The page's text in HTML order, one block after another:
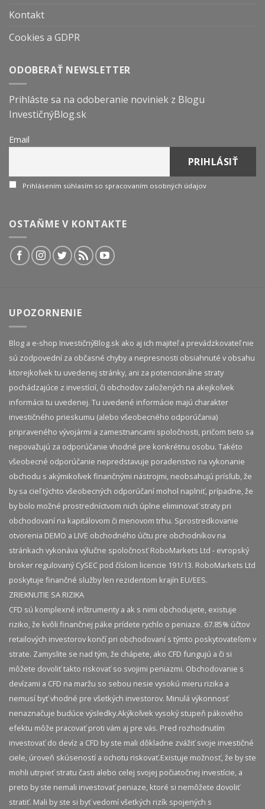
Kontakt
Cookies a GDPR
ODOBERAŤ NEWSLETTER
Prihláste sa na odoberanie noviniek z Blogu
InvestičnýBlog.sk
Email
Prihlásením súhlasím so spracovaním osobných údajov
OSTAŇME V KONTAKTE
UPOZORNENIE
Blog a e-shop InvestičnýBlog.sk ako aj ich majiteľ a prevádzkovateľ nie
sú zodpovední za občasné chyby a nepresnosti obsiahnuté v obsahu
ktorejkoľvek tu uvedenej stránky, ani za potencionálne straty
pochádzajúce z investícií, či obchodov založených na akejkoľvek
informácii tu uvedenej. Tu uvedené informácie majú charakter
investičného prieskumu (alebo všeobecného odporúčania)
pripraveného vývojármi a zamestnancami spoločnosti, pričom tieto sa
nepovažujú za odporúčanie vhodné pre konkrétnu osobu. Takéto
všeobecné odporúčanie nepredstavuje poradenstvo na vykonanie
obchodu s akýmikoľvek finančnými nástrojmi, neobsahujú prísľub, že
by sa cieľ týchto všeobecných odporúčaní mohol naplniť, prípadne, že
by bolo možné prostredníctvom nich úplne eliminovať straty pri
obchodovaní na kapitálovom či menovom trhu. Sprostredkovanie
otvorenia DEMO a LIVE obchodného účtu pre obchodníkov na
stránkach vykonáva výlučne spoločnosť RoboMarkets Ltd - evropský
broker regulovaný CySEC pod číslom licencie 191/13. RoboMarkets Ltd
poskytuje finančné služby len rezidentom krajín EU/EES.
ZRIEKNUTIE SA RIZIKA
CFD sú komplexné inštrumenty a ak s nimi obchodujete, existuje
riziko, že kvôli finančnej páke prídete rychlo o peniaze. 67.85% účtov
retailových investorov končí pri obchodovaní s týmto poskytovateľom v
strate. Zamyslite se nad tým, že chápete, ako CFD fungujú a či si
môžete dovoliť takto riskovať so svojimi peniazmi. Obchodovanie s
devízami a CFD na maržu so sebou nesie vysokú mieru rizika a
nemusí byť vhodné pre všetkých investorov. Minulá výkonnosť
nenaznačuje budúce výsledky.​ Akýkoľvek vysoký stupeň pákového
efektu môže pracovať proti vám aj pre vás. Pred rozhodnutím
investovať do devíz a CFD by ste mali dôkladne zvážiť svoje investičné
ciele, úroveň skúseností a ochotu riskovať.​ Existuje možnosť, že by ste
mohli utrpieť stratu časti alebo celej svojej počiatočnej investície, a
preto by ste nemali investovať peniaze, ktoré si nemôžete dovoliť
stratiť. Mali by ste si byť vedomí všetkých rizík spojených s